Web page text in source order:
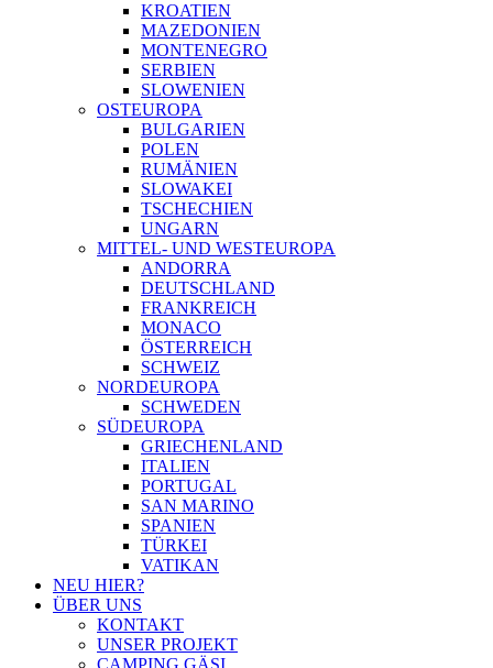
KROATIEN
MAZEDONIEN
MONTENEGRO
SERBIEN
SLOWENIEN
OSTEUROPA
BULGARIEN
POLEN
RUMÄNIEN
SLOWAKEI
TSCHECHIEN
UNGARN
MITTEL- UND WESTEUROPA
ANDORRA
DEUTSCHLAND
FRANKREICH
MONACO
ÖSTERREICH
SCHWEIZ
NORDEUROPA
SCHWEDEN
SÜDEUROPA
GRIECHENLAND
ITALIEN
PORTUGAL
SAN MARINO
SPANIEN
TÜRKEI
VATIKAN
NEU HIER?
ÜBER UNS
KONTAKT
UNSER PROJEKT
CAMPING GÄSI